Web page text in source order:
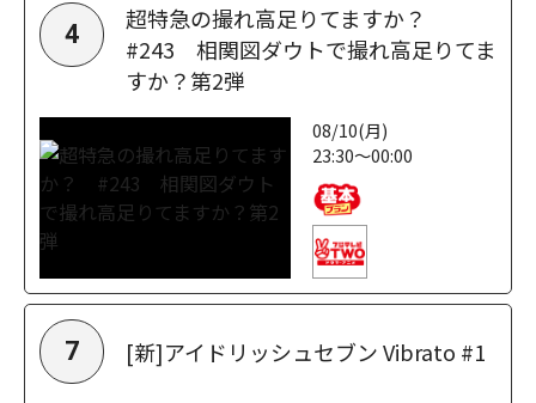
4
超特急の撮れ高足りてますか？
#243 相関図ダウトで撮れ高足りてま
すか？第2弾
08/10(月)
23:30～00:00
7 [新]アイドリッシュセブン Vibrato #1